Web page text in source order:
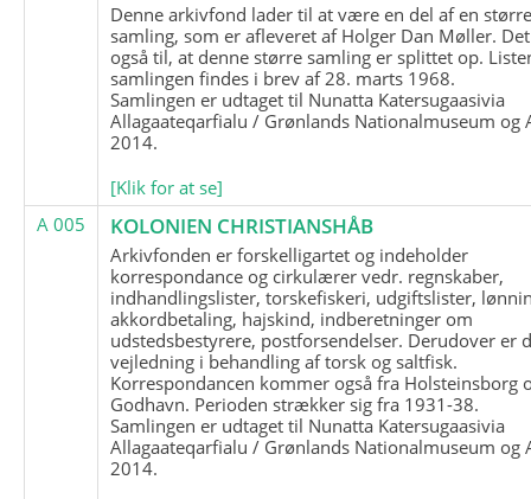
Denne arkivfond lader til at være en del af en
samling, som er afleveret af Holger Dan Møller.
også til, at denne større samling er splittet op.
samlingen findes i brev af 28. marts 1968.
Samlingen er udtaget til Nunatta Katersugaasivia
Allagaateqarfialu / Grønlands Nationalmuseum og
2014.
[Klik for at se]
A 005
KOLONIEN CHRISTIANSHÅB
Arkivfonden er forskelligartet og indeholder
korrespondance og cirkulærer vedr. regnskaber,
indhandlingslister, torskefiskeri, udgiftslister,
akkordbetaling, hajskind, indberetninger om
udstedsbestyrere, postforsendelser. Derudover er
vejledning i behandling af torsk og saltfisk.
Korrespondancen kommer også fra Holsteinsborg
Godhavn. Perioden strækker sig fra 1931-38.
Samlingen er udtaget til Nunatta Katersugaasivia
Allagaateqarfialu / Grønlands Nationalmuseum og
2014.